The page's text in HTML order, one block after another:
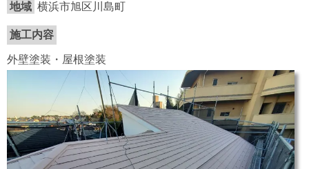
地域 横浜市旭区川島町
施工内容
外壁塗装・屋根塗装